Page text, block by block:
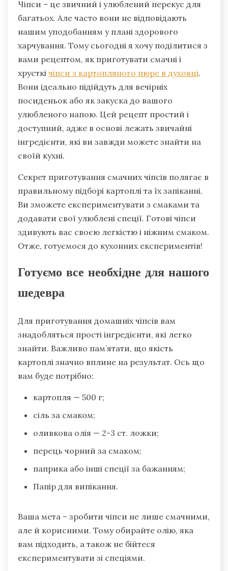
Чіпси – це звичний і улюблений перекус для
багатьох. Але часто вони не відповідають
нашим уподобанням у плані здорового
харчування. Тому сьогодні я хочу поділитися з
вами рецептом, як приготувати смачні і
хрусткі чіпси з картопляного пюре в духовці.
Вони ідеально підійдуть для вечірніх
посиденьок або як закуска до вашого
улюбленого напою. Цей рецепт простий і
доступний, адже в основі лежать звичайні
інгредієнти, які ви завжди можете знайти на
своїй кухні.
Секрет приготування смачних чіпсів полягає в
правильному підборі картоплі та їх запіканні.
Ви зможете експериментувати з смаками та
додавати свої улюблені спеції. Готові чіпси
здивують вас своєю легкістю і ніжним смаком.
Отже, готуємося до кухонних експериментів!
Готуємо все необхідне для нашого
шедевра
Для приготування домашніх чіпсів вам
знадобляться прості інгредієнти, які легко
знайти. Важливо пам’ятати, що якість
картоплі значно вплине на результат. Ось що
вам буде потрібно:
картопля — 500 г;
сіль за смаком;
оливкова олія — 2-3 ст. ложки;
перець чорний за смаком;
паприка або інші спеції за бажанням;
Папір для випікання.
Ваша мета – зробити чіпси не лише смачними,
але й корисними. Тому обирайте олію, яка
вам підходить, а також не бійтеся
експериментувати зі спеціями.